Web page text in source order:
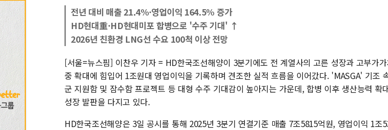
전년 대비 매출 21.4%·영업이익 164.5% 증가
HD현대重·HD현대미포 합병으로 '수주 기대' ↑
2026년 친환경 LNG선 수요 100척 이상 전망
[서울=뉴스핌] 이찬우 기자 = HD한국조선해양이 3분기에도 전 계열사의 고른 성장과 고부가
중 확대에 힘입어 1조원대 영업이익을 기록하며 견조한 실적 흐름을 이어갔다. 'MASGA' 기조
군 지원함 및 잠수함 프로젝트 등 대형 수주 기대감이 높아지는 가운데, 합병 이후 생산능력 확
성장 발판을 다지고 있다.
HD한국조선해양은 3일 공시를 통해 2025년 3분기 연결기준 매출 7조5815억원, 영업이익 1조